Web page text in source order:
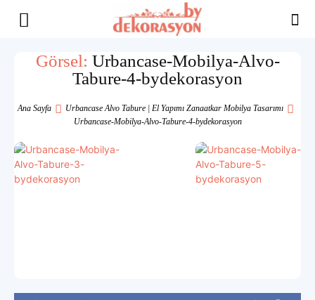
Yaşam
İlham
Görsel: Urbancase-Mobilya-Alvo-
Tabure-4-bydekorasyon
Ana Sayfa
Urbancase Alvo Tabure | El Yapımı Zanaatkar Mobilya Tasarımı
Urbancase-Mobilya-Alvo-Tabure-4-bydekorasyon